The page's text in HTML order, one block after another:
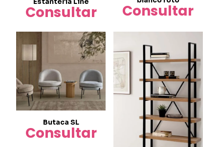
Consultar Consultar
Butaca SL
Consultar